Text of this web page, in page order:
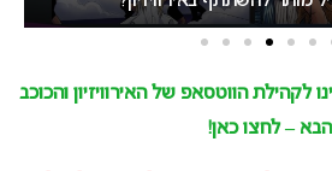
לקהילת הווטסאפ של האירוויזיון והכוכב
הבא – לחצו כאן!